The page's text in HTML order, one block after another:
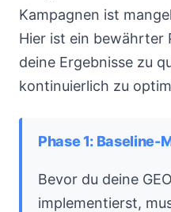
Kampagnen ist
Hier ist ein bewährter
deine Ergebnisse zu
kontinuierlich zu
Phase 1: Baseline-
Bevor du deine
implementierst,